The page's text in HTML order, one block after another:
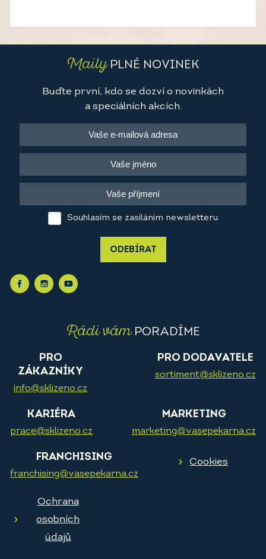
MailyPLNÉ NOVINEK
Buďte první, kdo se dozví o novinkách
a speciálních akcích.
Souhlasím se zasíláním newsletteru
ODEBÍRAT
Rádi vámPORADÍME
PRO
ZÁKAZNÍKY
info@sklizeno.cz
PRO DODAVATELE
sortiment@sklizeno.cz
KARIÉRA
prace@sklizeno.cz
MARKETING
marketing@vasepekarna.cz
FRANCHISING
franchising@vasepekarna.cz
Cookies
Ochrana
osobních
údajů